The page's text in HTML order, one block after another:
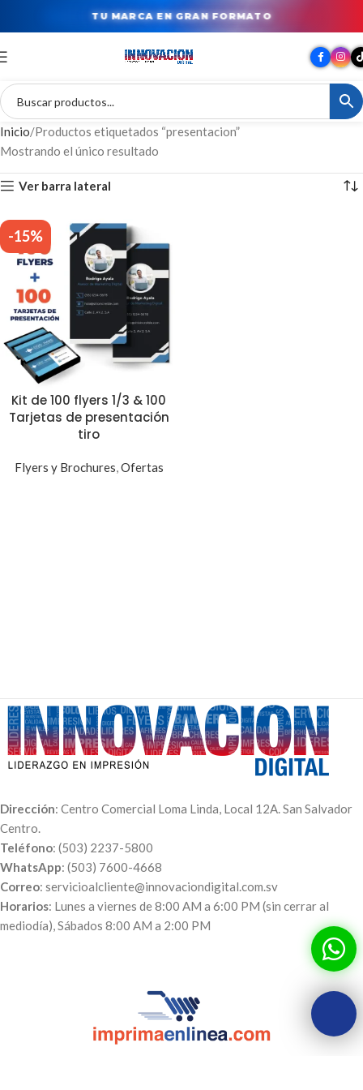
TU MARCA EN GRAN FORMATO
Inicio Productos etiquetados “presentacion”
Mostrando el único resultado
Ver barra lateral
-15%
Kit de 100 flyers 1/3 & 100
Tarjetas de presentación
tiro
Flyers y Brochures,Ofertas
Dirección: Centro Comercial Loma Linda, Local 12A. San Salvador
Centro.
Teléfono: (503) 2237-5800
WhatsApp: (503) 7600-4668
Correo: servicioalcliente@innovaciondigital.com.sv
Horarios: Lunes a viernes de 8:00 AM a 6:00 PM (sin cerrar al
mediodía), Sábados 8:00 AM a 2:00 PM